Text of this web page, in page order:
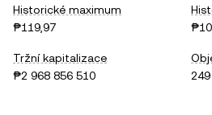
Historické maximum
₱119,97
Tržní kapitalizace
₱2 968 856 510